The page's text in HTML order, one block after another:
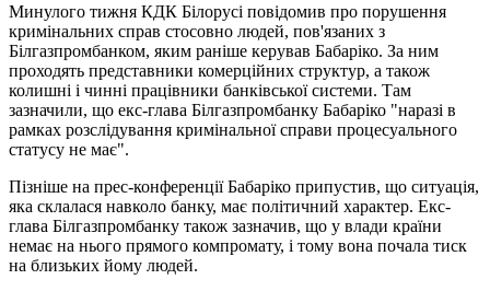
Минулого тижня КДК Білорусі повідомив про порушення
кримінальних справ стосовно людей, пов'язаних з
Білгазпромбанком, яким раніше керував Бабаріко. За ним
проходять представники комерційних структур, а також
колишні і чинні працівники банківської системи. Там
зазначили, що екс-глава Білгазпромбанку Бабаріко "наразі в
рамках розслідування кримінальної справи процесуального
статусу не має".
Пізніше на прес-конференції Бабаріко припустив, що ситуація,
яка склалася навколо банку, має політичний характер. Екс-
глава Білгазпромбанку також зазначив, що у влади країни
немає на нього прямого компромату, і тому вона почала тиск
на близьких йому людей.